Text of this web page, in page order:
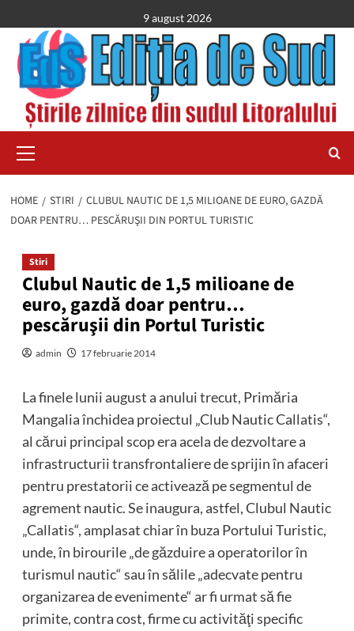
to
content
9 august 2026
Menu
HOME STIRI
CLUBUL NAUTIC DE 1,5 MILIOANE DE EURO, GAZDĂ
DOAR PENTRU… PESCĂRUŞII DIN PORTUL TURISTIC
Stiri
Clubul Nautic de 1,5 milioane de
euro, gazdă doar pentru…
pescăruşii din Portul Turistic
admin 17 februarie 2014
La finele lunii august a anului trecut, Primăria
Mangalia închidea proiectul „Club Nautic Callatis“,
al cărui principal scop era acela de dezvoltare a
infrastructurii transfrontaliere de sprijin în afaceri
pentru prestatorii ce activează pe segmentul de
agrement nautic. Se inaugura, astfel, Clubul Nautic
„Callatis“, amplasat chiar în buza Portului Turistic,
unde, în birourile „de găzduire a operatorilor în
turismul nautic“ sau în sălile „adecvate pentru
organizarea de evenimente“ ar fi urmat să fie
primite, contra cost, firme cu activităţi specific